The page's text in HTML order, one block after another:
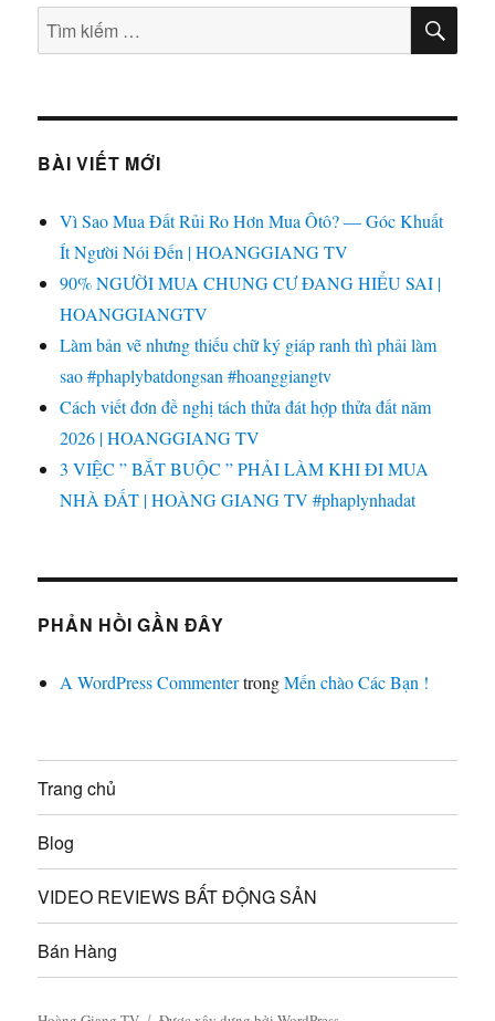
Tìm
kiếm:
TÌM
BÀI VIẾT MỚI
Vì Sao Mua Đất Rủi Ro Hơn Mua Ôtô? — Góc Khuất
Ít Người Nói Đến | HOANGGIANG TV
90% NGƯỜI MUA CHUNG CƯ ĐANG HIỂU SAI |
HOANGGIANGTV
Làm bản vẽ nhưng thiếu chữ ký giáp ranh thì phải làm
sao #phaplybatdongsan #hoanggiangtv
Cách viết đơn đề nghị tách thửa đát hợp thửa đất năm
2026 | HOANGGIANG TV
3 VIỆC ” BẮT BUỘC ” PHẢI LÀM KHI ĐI MUA
NHÀ ĐẤT | HOÀNG GIANG TV #phaplynhadat
PHẢN HỒI GẦN ĐÂY
A WordPress CommentertrongMến chào Các Bạn !
Trang chủ
Blog
VIDEO REVIEWS BẤT ĐỘNG SẢN
Bán Hàng